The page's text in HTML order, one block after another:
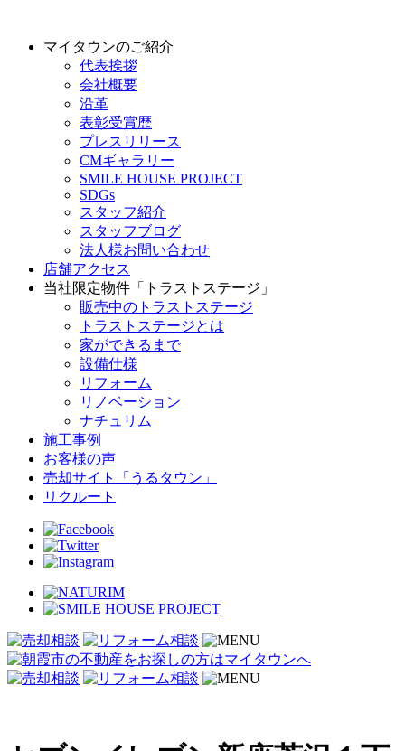
マイタウンのご紹介
代表挨拶
会社概要
沿革
表彰受賞歴
プレスリリース
CMギャラリー
SMILE HOUSE PROJECT
SDGs
スタッフ紹介
スタッフブログ
法人様お問い合わせ
店舗アクセス
当社限定物件「トラストステージ」
販売中のトラストステージ
トラストステージとは
家ができるまで
設備仕様
リフォーム
リノベーション
ナチュリム
施工事例
お客様の声
売却サイト「うるタウン」
リクルート